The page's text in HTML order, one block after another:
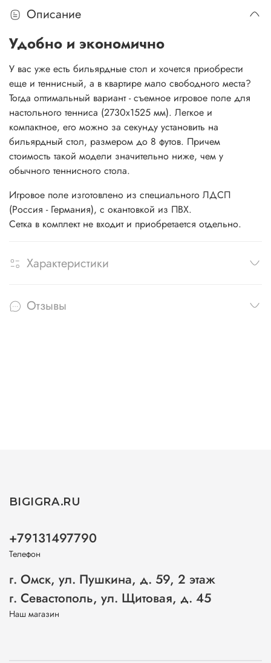
Описание
Удобно и экономично
У вас уже есть бильярдные стол и хочется приобрести
еще и теннисный, а в квартире мало свободного места?
Тогда оптимальный вариант - съемное игровое поле для
настольного тенниса (2730х1525 мм). Легкое и
компактное, его можно за секунду установить на
бильярдный стол, размером до 8 футов. Причем
стоимость такой модели значительно ниже, чем у
обычного теннисного стола.
Игровое поле изготовлено из специального ЛДСП
(Россия - Германия), с окантовкой из ПВХ.
Сетка в комплект не входит и приобретается отдельно.
Характеристики
Отзывы
BIGIGRA.RU
+79131497790
Телефон
г. Омск, ул. Пушкина, д. 59, 2 этаж
г. Севастополь, ул. Щитовая, д. 45
Наш магазин